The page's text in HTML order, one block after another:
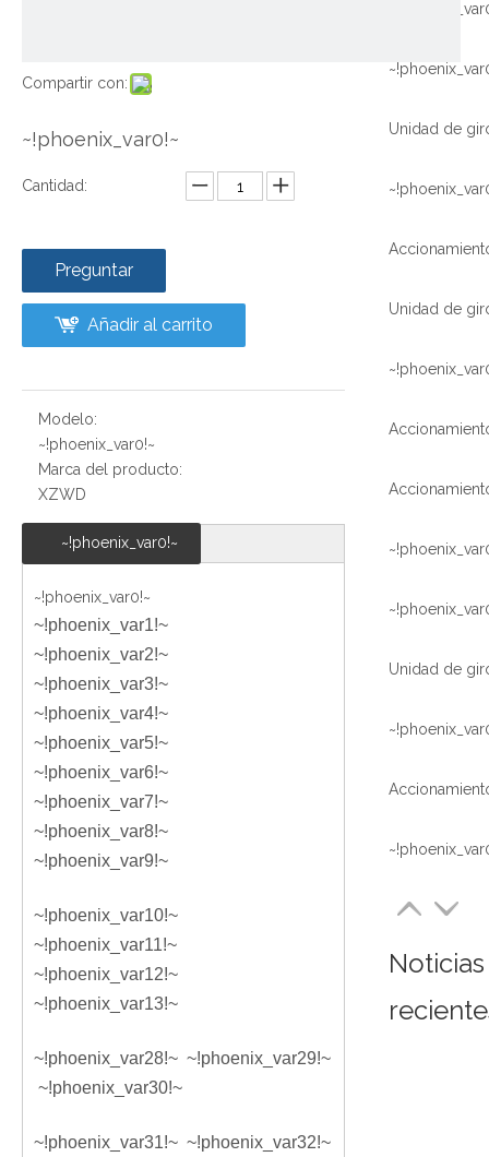
Compartir con:
~!phoenix_var0!~
Cantidad:
Preguntar
Añadir al carrito
Modelo:
~!phoenix_var0!~
Marca del producto:
XZWD
~!phoenix_var0!~
~!phoenix_var0!~
~!phoenix_var1!~
~!phoenix_var2!~
~!phoenix_var3!~
~!phoenix_var4!~
~!phoenix_var5!~
~!phoenix_var6!~
~!phoenix_var7!~
~!phoenix_var8!~
~!phoenix_var9!~
~!phoenix_var10!~
~!phoenix_var11!~
~!phoenix_var12!~
~!phoenix_var13!~
~!phoenix_var28!~ ~!phoenix_var29!~
~!phoenix_var30!~
~!phoenix_var31!~ ~!phoenix_var32!~
Noticias